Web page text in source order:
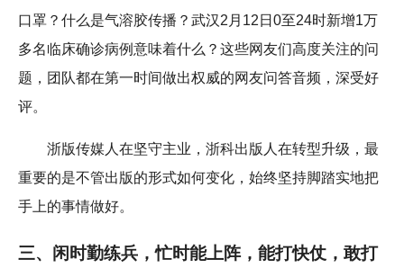
口罩？什么是气溶胶传播？武汉2月12日0至24时新增1万
多名临床确诊病例意味着什么？这些网友们高度关注的问
题，团队都在第一时间做出权威的网友问答音频，深受好
评。
浙版传媒人在坚守主业，浙科出版人在转型升级，最
重要的是不管出版的形式如何变化，始终坚持脚踏实地把
手上的事情做好。
三、闲时勤练兵，忙时能上阵，能打快仗，敢打